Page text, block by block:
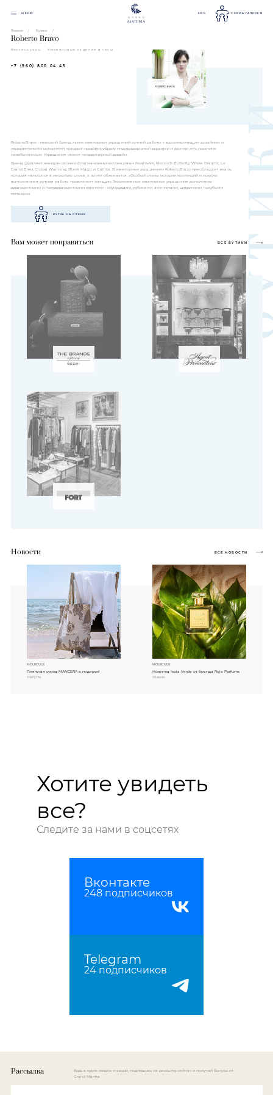
МЕНЮ ENG СХЕМА ГАЛЕРЕИ
Главная Бутики
Roberto Bravo
#аксессуары #ювелирные изделия и часы
+7 (960) 800 04 45
RobertoBravo - мировой бренд ярких ювелирных украшений ручной работы с вдохновляющим дизайном и
удивительными историями, которые придают образу индивидуальный характер и делают его поистине
незабываемым. Украшения имеют неординарный дизайн.
Бренд удивляет женщин своими флагманскими коллекциями Noah’sArk, Monarch Butterfly, White Dreams, Le
Grand Bleu, Global Warming, Black Magic и Gallica. В ювелирных украшениях RobertoBravo преобладает эмаль,
которая наносится в несколько слоев, а затем обжигается. «Особый стиль» истории коллекций и искусно
выполненная ручная работа привлекает женщин. Эксклюзивные ювелирные украшения дополнены
драгоценными и полудрагоценными камнями - изумрудами, рубинами, аметистами, цитринами, голубыми
топазами.
БУТИК НА СХЕМЕ
Вам может понравиться ВСЕ БУТИКИ
Новости ВСЕ НОВОСТИ
MOLECULE
Пляжная сумка MANCERA в подарок!
3 августа
MOLECULE
Новинка Isola Verde от бренда Roja Parfums
20 июля
Хотите увидеть
все?
Следите за нами в соцсетях
Вконтакте
248 подписчиков
Telegram
24 подписчиков
Рассылка
Будь в курсе скидок и акций, подпишись на рассылку сейчас и получай бонусы от
Grand Marina